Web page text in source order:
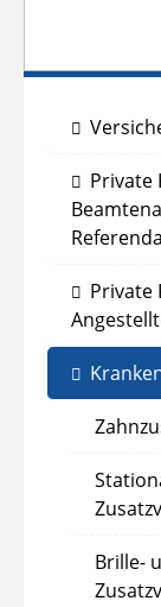
Private
Private
Brille-